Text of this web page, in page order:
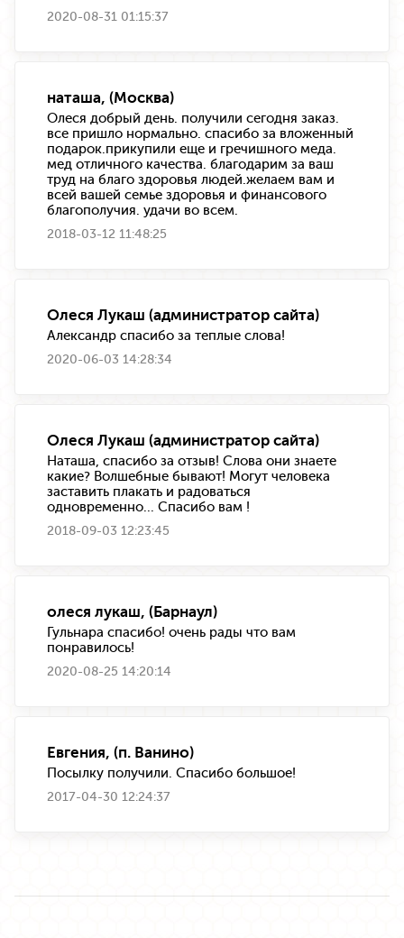
2020-08-31 01:15:37
наташа, (Москва)
Олеся добрый день. получили сегодня заказ.
все пришло нормально. спасибо за вложенный
подарок.прикупили еще и гречишного меда.
мед отличного качества. благодарим за ваш
труд на благо здоровья людей.желаем вам и
всей вашей семье здоровья и финансового
благополучия. удачи во всем.
2018-03-12 11:48:25
Олеся Лукаш (администратор сайта)
Александр спасибо за теплые слова!
2020-06-03 14:28:34
Олеся Лукаш (администратор сайта)
Наташа, спасибо за отзыв! Слова они знаете
какие? Волшебные бывают! Могут человека
заставить плакать и радоваться
одновременно... Спасибо вам !
2018-09-03 12:23:45
олеся лукаш, (Барнаул)
Гульнара спасибо! очень рады что вам
понравилось!
2020-08-25 14:20:14
Евгения, (п. Ванино)
Посылку получили. Спасибо большое!
2017-04-30 12:24:37